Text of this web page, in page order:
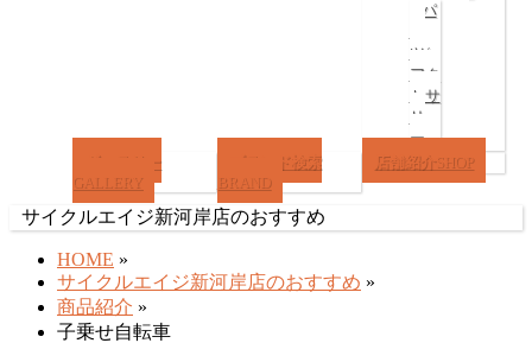
パ
ツ/
アク
セサ
リ
ー
ギャラリー
GALLERY
ブランド検索
BRAND
店舗紹介SHOP
サイクルエイジ新河岸店のおすすめ
HOME »
サイクルエイジ新河岸店のおすすめ »
商品紹介 »
子乗せ自転車